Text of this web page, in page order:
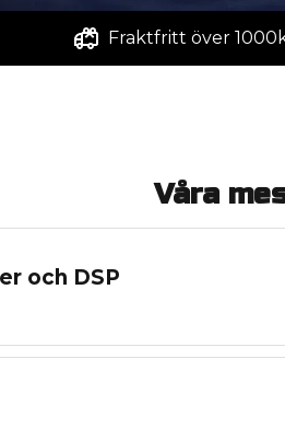
Fraktfritt över
Våra
och DSP